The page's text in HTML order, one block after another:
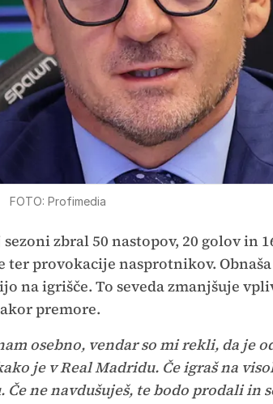
FOTO: Profimedia
zbral 50 nastopov, 20 golov in
ter provokacije nasprotnikov.
na igrišče. To seveda zmanjšuje
premore.
osebno, vendar so mi rekli, da je
je v Real Madridu. Če igraš na
Če ne navdušuješ, te bodo prodali in